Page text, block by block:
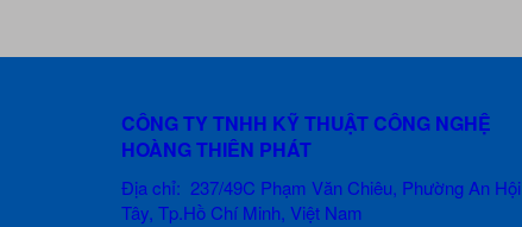
CÔNG TY TNHH KỸ THUẬT CÔNG NGHỆ
HOÀNG THIÊN PHÁT
Địa chỉ: 237/49C Phạm Văn Chiêu, Phường An Hội
Tây, Tp.Hồ Chí Minh, Việt Nam